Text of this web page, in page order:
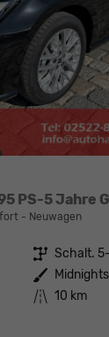
Neuwagen
Getriebe Schalt.
Außenfarbe
Kilometerstand 10 km